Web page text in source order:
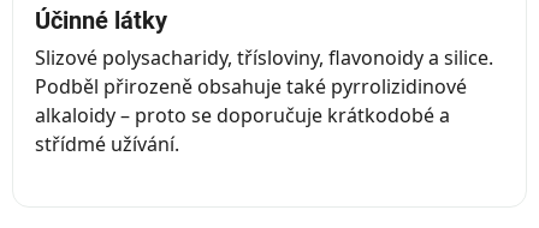
Účinné látky
Slizové polysacharidy, třísloviny, flavonoidy a silice.
Podběl přirozeně obsahuje také pyrrolizidinové
alkaloidy – proto se doporučuje krátkodobé a
střídmé užívání.